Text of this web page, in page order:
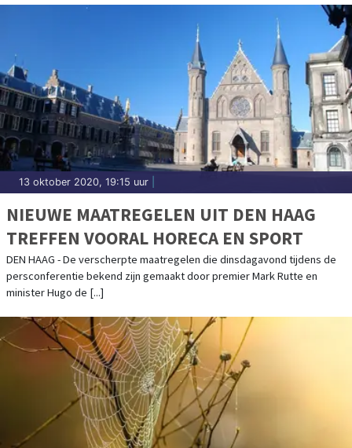
13 oktober 2020, 19:15 uur
NIEUWE MAATREGELEN UIT DEN HAAG
TREFFEN VOORAL HORECA EN SPORT
DEN HAAG - De verscherpte maatregelen die dinsdagavond tijdens de
persconferentie bekend zijn gemaakt door premier Mark Rutte en
minister Hugo de [...]